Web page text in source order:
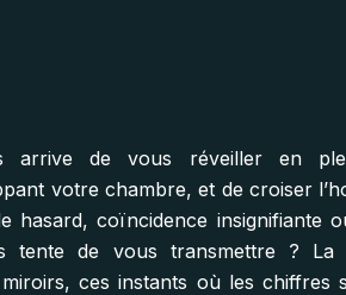
arrive de vous réveiller en
votre chambre, et de croiser
hasard, coïncidence insignifiante
tente de vous transmettre ? La
ces instants où les chiffres